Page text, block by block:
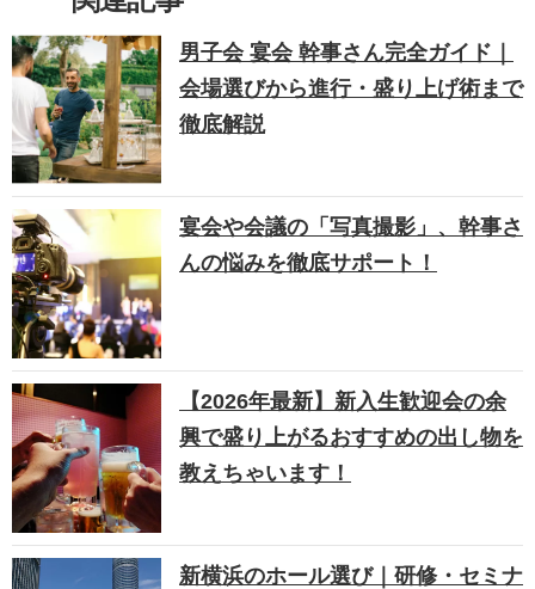
男子会 宴会 幹事さん完全ガイド｜
会場選びから進行・盛り上げ術まで
徹底解説
宴会や会議の「写真撮影」、幹事さ
んの悩みを徹底サポート！
【2026年最新】新入生歓迎会の余
興で盛り上がるおすすめの出し物を
教えちゃいます！
新横浜のホール選び｜研修・セミナ